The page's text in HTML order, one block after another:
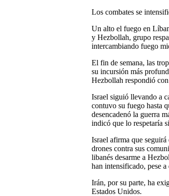
Los combates se
Un alto el fuego en
y Hezbollah, grupo
intercambiando fuego
El fin de semana, las
su incursión más
Hezbollah respondió
Israel siguió llevando a
contuvo su fuego hasta
desencadenó la guerra
indicó que lo respetaría
Israel afirma que seguirá
drones contra sus
libanés desarme a
han intensificado, pese
Irán, por su parte, ha
Estados Unidos.